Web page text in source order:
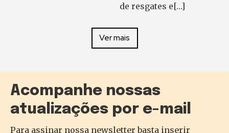
de resgates e[…]
Ver mais
Acompanhe nossas
atualizações por e-mail
Para assinar nossa newsletter basta inserir